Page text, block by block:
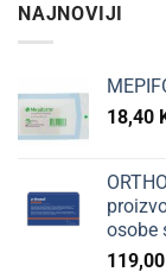
NAJNOVIJI
18,40
osobe
119,00